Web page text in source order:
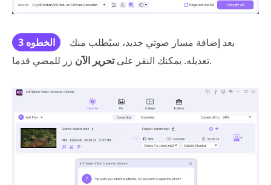
الخطوه 3
بعد إضافة مسار صوتي جديد، سيُطلب منك
تعديله. يمكنك النقر علىتحرير الآن زر للمضي قدما.